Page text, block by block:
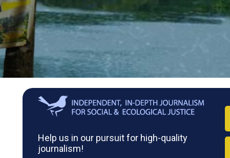
Help us in our pursuit for high-quality
journalism!